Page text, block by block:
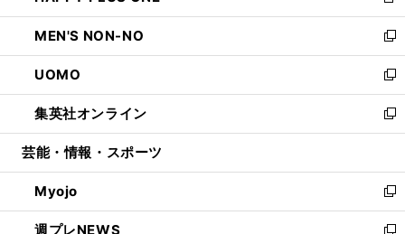
開
く
ウ
で
開
く
ン
ド
ウ
で
開
く
ウ
ィ
ン
ド
ウ
で
開
し
い
ウ
ィ
ン
ド
ウ
開
く
MEN'S NON-NO
新
し
い
ウ
ィ
ン
ウ
で
開
く
UOMO
新
し
い
ウ
ン
ド
ウ
で
集英社オンライン
新
し
ウ
ィ
ン
芸能・情報・スポーツ
Myojo
新
し
週プレNEWS